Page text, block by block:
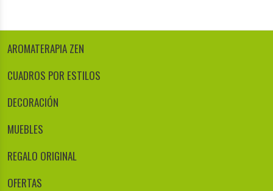
AROMATERAPIA ZEN
CUADROS POR ESTILOS
DECORACIÓN
MUEBLES
REGALO ORIGINAL
OFERTAS